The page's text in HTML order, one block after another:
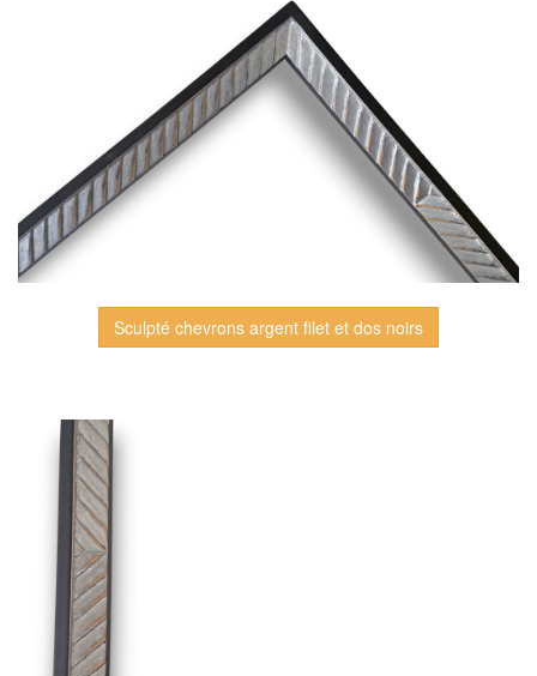
Sculpté chevrons argent filet et dos noirs